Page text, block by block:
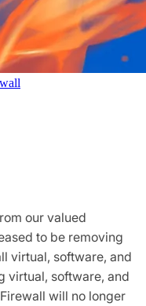
our valued
to be removing
virtual, software, and
virtual, software, and
will no longer